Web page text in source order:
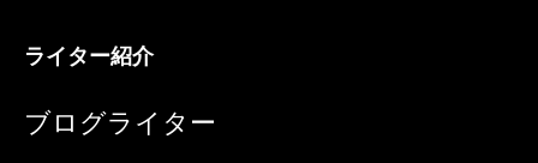
ライター紹介
ブログライター